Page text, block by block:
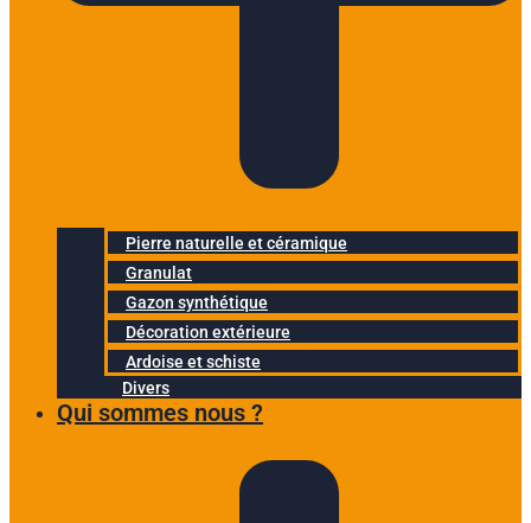
Pierre naturelle et céramique
Granulat
Gazon synthétique
Décoration extérieure
Ardoise et schiste
Divers
Qui sommes nous ?